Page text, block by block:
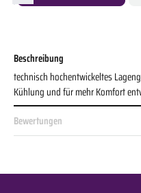
Beschreibung
technisch hochentwickeltes
Kühlung und für mehr Komfort
Bewertungen